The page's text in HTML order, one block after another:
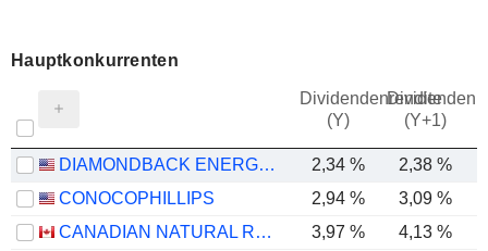
Hauptkonkurrenten
Dividendenrendite
(Y)
(Y+1)
DIAMONDBACK ENERGY, INC. 2,34 %
2,38 %
CONOCOPHILLIPS
2,94 % 3,09 %
CANADIAN NATURAL RESOURCES LIMITED
3,97 % 4,13 %